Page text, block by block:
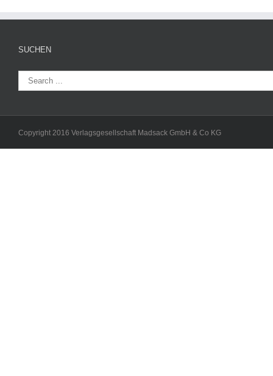
SUCHEN
Copyright 2016 Verlagsgesellschaft Madsack GmbH & Co KG